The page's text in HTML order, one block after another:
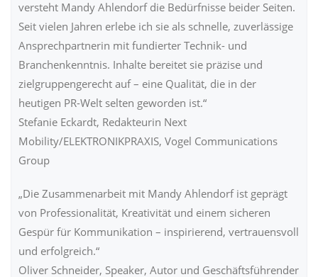
versteht Mandy Ahlendorf die Bedürfnisse beider Seiten.
Seit vielen Jahren erlebe ich sie als schnelle, zuverlässige
Ansprechpartnerin mit fundierter Technik- und
Branchenkenntnis. Inhalte bereitet sie präzise und
zielgruppengerecht auf – eine Qualität, die in der
heutigen PR-Welt selten geworden ist.“
Stefanie Eckardt, Redakteurin Next
Mobility/ELEKTRONIKPRAXIS, Vogel Communications
Group
„Die Zusammenarbeit mit Mandy Ahlendorf ist geprägt
von Professionalität, Kreativität und einem sicheren
Gespür für Kommunikation – inspirierend, vertrauensvoll
und erfolgreich.“
Oliver Schneider, Speaker, Autor und Geschäftsführender